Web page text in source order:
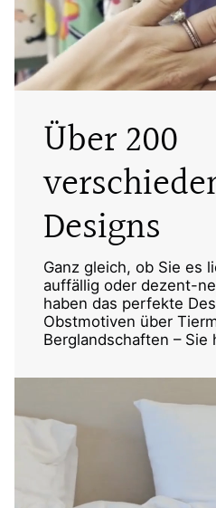
Über 200
Designs
Ganz gleich, ob Sie es
auffällig oder dezent-
haben das perfekte
Obstmotiven über
Berglandschaften – Sie